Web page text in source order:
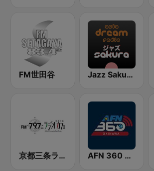
FM世田谷 Jazz Sakura - asia DREAM radio
京都三条ラジオカフェ AFN 360 Okinawa (Japan Only)